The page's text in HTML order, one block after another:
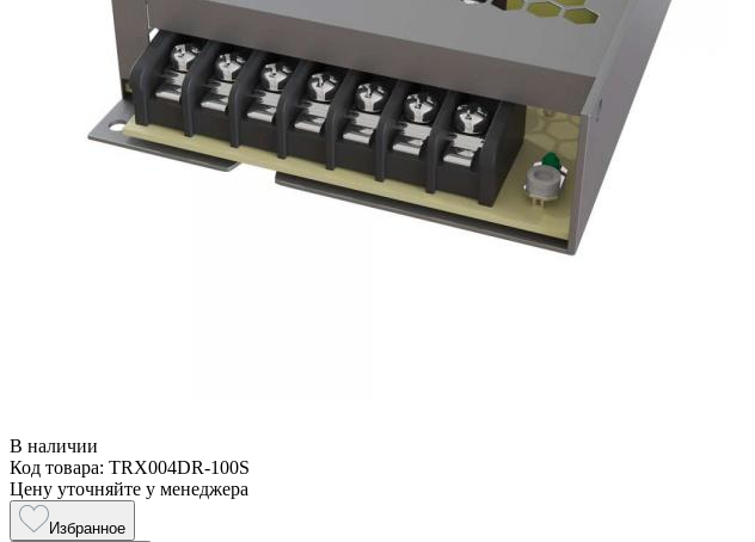
В наличии
Код товара: TRX004DR-100S
Цену уточняйте у менеджера
Избранное